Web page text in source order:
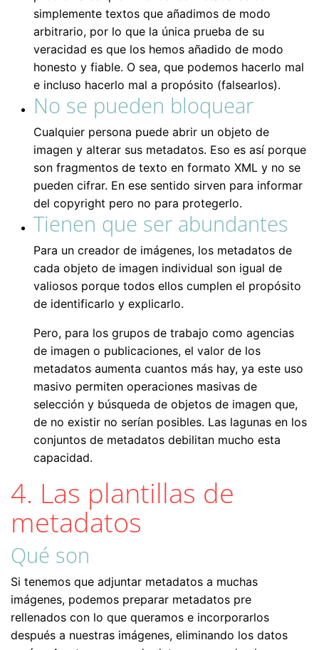
simplemente textos que añadimos de modo
arbitrario, por lo que la única prueba de su
veracidad es que los hemos añadido de modo
honesto y fiable. O sea, que podemos hacerlo mal
e incluso hacerlo mal a propósito (falsearlos).
No se pueden bloquear
Cualquier persona puede abrir un objeto de
imagen y alterar sus metadatos. Eso es así porque
son fragmentos de texto en formato XML y no se
pueden cifrar. En ese sentido sirven para informar
del copyright pero no para protegerlo.
Tienen que ser abundantes
Para un creador de imágenes, los metadatos de
cada objeto de imagen individual son igual de
valiosos porque todos ellos cumplen el propósito
de identificarlo y explicarlo.
Pero, para los grupos de trabajo como agencias
de imagen o publicaciones, el valor de los
metadatos aumenta cuantos más hay, ya este uso
masivo permiten operaciones masivas de
selección y búsqueda de objetos de imagen que,
de no existir no serían posibles. Las lagunas en los
conjuntos de metadatos debilitan mucho esta
capacidad.
4. Las plantillas de
metadatos
Qué son
Si tenemos que adjuntar metadatos a muchas
imágenes, podemos preparar metadatos pre
rellenados con lo que queramos e incorporarlos
después a nuestras imágenes, eliminando los datos